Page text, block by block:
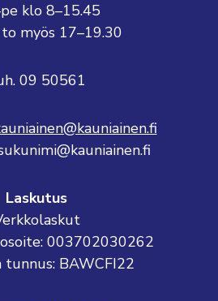
klo 8–15.45
myös 17–19.30
09 50561
Laskutus
003702030262
BAWCFI22